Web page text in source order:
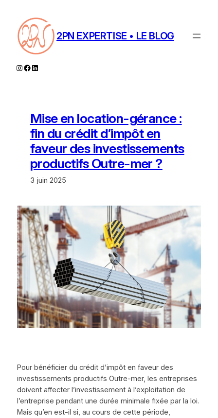
contenu
2PN EXPERTISE • LE BLOG
Instagram
Facebook
LinkedIn
Mise en location-gérance :
fin du crédit d’impôt en
faveur des investissements
productifs Outre-mer ?
3 juin 2025
Pour bénéficier du crédit d’impôt en faveur des
investissements productifs Outre-mer, les entreprises
doivent affecter l’investissement à l’exploitation de
l’entreprise pendant une durée minimale fixée par la loi.
Mais qu’en est-il si, au cours de cette période,